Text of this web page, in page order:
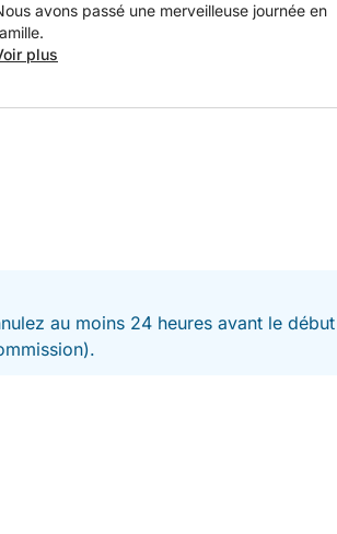
avons passé une merveilleuse journée en
plus
au moins 24 heures avant le début